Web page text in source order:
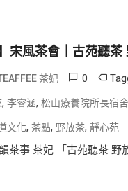
】宋風茶會｜古苑聽
茶妃 0
, 李睿涵, 松山療養院所長宿
文化, 茶點, 野放茶, 靜心苑
茶事 茶妃 「古苑聽茶